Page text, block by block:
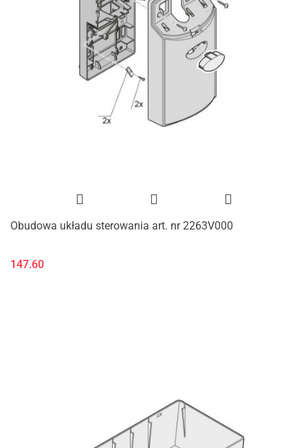
Obudowa układu sterowania art. nr 2263V000
147.60